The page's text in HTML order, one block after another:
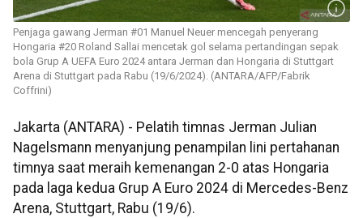
Penjaga gawang Jerman #01 Manuel Neuer mencegah penyerang
Hongaria #20 Roland Sallai mencetak gol selama pertandingan sepak
bola Grup A UEFA Euro 2024 antara Jerman dan Hongaria di Stuttgart
Arena di Stuttgart pada Rabu (19/6/2024). (ANTARA/AFP/Fabrik
Coffrini)
Jakarta (ANTARA) - Pelatih timnas Jerman Julian
Nagelsmann menyanjung penampilan lini pertahanan
timnya saat meraih kemenangan 2-0 atas Hongaria
pada laga kedua Grup A Euro 2024 di Mercedes-Benz
Arena, Stuttgart, Rabu (19/6).